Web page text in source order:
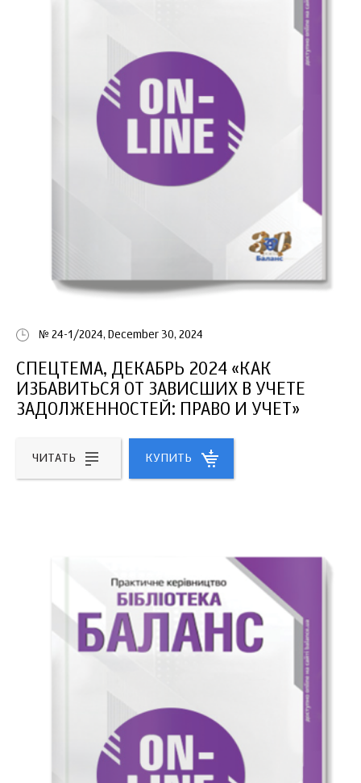
№ 24-1/2024, December 30, 2024
СПЕЦТЕМА, ДЕКАБРЬ 2024 «КАК
ИЗБАВИТЬСЯ ОТ ЗАВИСШИХ В УЧЕТЕ
ЗАДОЛЖЕННОСТЕЙ: ПРАВО И УЧЕТ»
ЧИТАТЬ КУПИТЬ